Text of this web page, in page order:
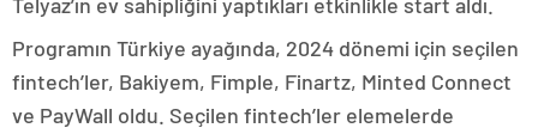
Programın Türkiye ayağında, 2024 dönemi için seçilen
fintech’ler, Bakiyem, Fimple, Finartz, Minted Connect
ve PayWall oldu. Seçilen fintech’ler elemelerde